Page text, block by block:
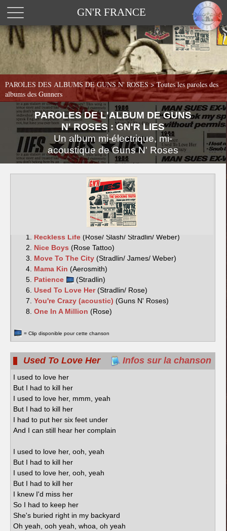
GN'R FRANCE
PAROLES DES ALBUMS DE GUNS N' ROSES >Toutes les paroles des
albums des Gunners
PAROLES DE L'ALBUM DE GUNS
N' ROSES : GN'R LIES
Un album mi-électrique, mi-
acoustique de Guns N' Roses
Reckless Life(Rose/ Slash/ Stradlin/ Weber)
Nice Boys(Rose Tattoo)
Move To The City(Stradlin/ James/ Weber)
Mama Kin(Aerosmith)
Patience
(Stradlin)
Used To Love Her(Stradlin/ Rose)
You're Crazy (acoustic)(Guns N' Roses)
One In A Million(Rose)
= Clip disponible pour cette chanson
Used To Love Her Infos sur la chanson
I used to love her
But I had to kill her
I used to love her, mmm, yeah
But I had to kill her
I had to put her six feet under
And I can still hear her complain
I used to love her, ooh, yeah
But I had to kill her
I used to love her, ooh, yeah
But I had to kill her
I knew I'd miss her
So I had to keep her
She's buried right in my backyard
Oh yeah, ooh yeah, whoa, oh yeah